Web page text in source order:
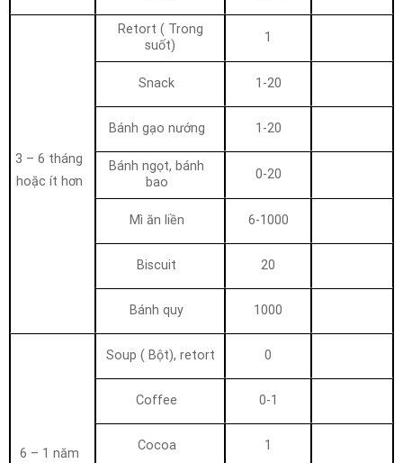
3 – 6 tháng
hoặc ít hơn
Retort ( Trong
suốt)
1
Snack 1-20
Bánh gạo nướng 1-20
Bánh ngọt, bánh
bao
0-20
Mì ăn liền 6-1000
Biscuit 20
Bánh quy 1000
6 – 1 năm
Soup ( Bột), retort 0
Coffee 0-1
Cocoa 1